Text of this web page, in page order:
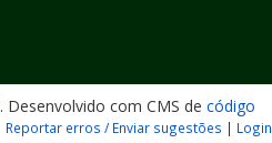
. Desenvolvido com CMS de código
Reportar erros / Enviar sugestões | Login